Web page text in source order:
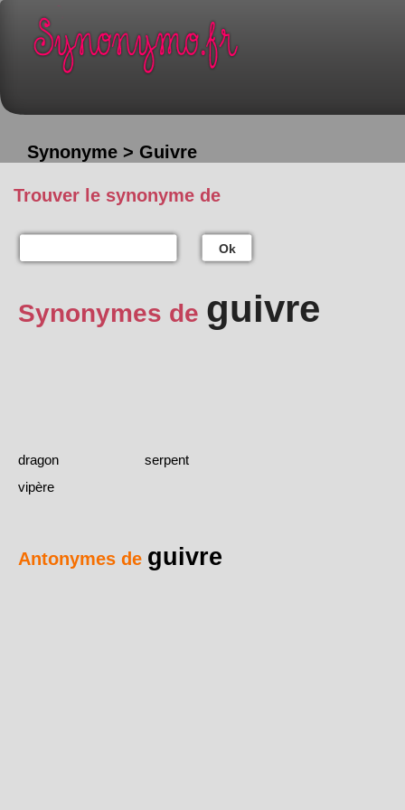
Synonyme > Guivre
Trouver le synonyme de
Ok
Synonymes de guivre
dragon
serpent
vipère
Antonymes de guivre